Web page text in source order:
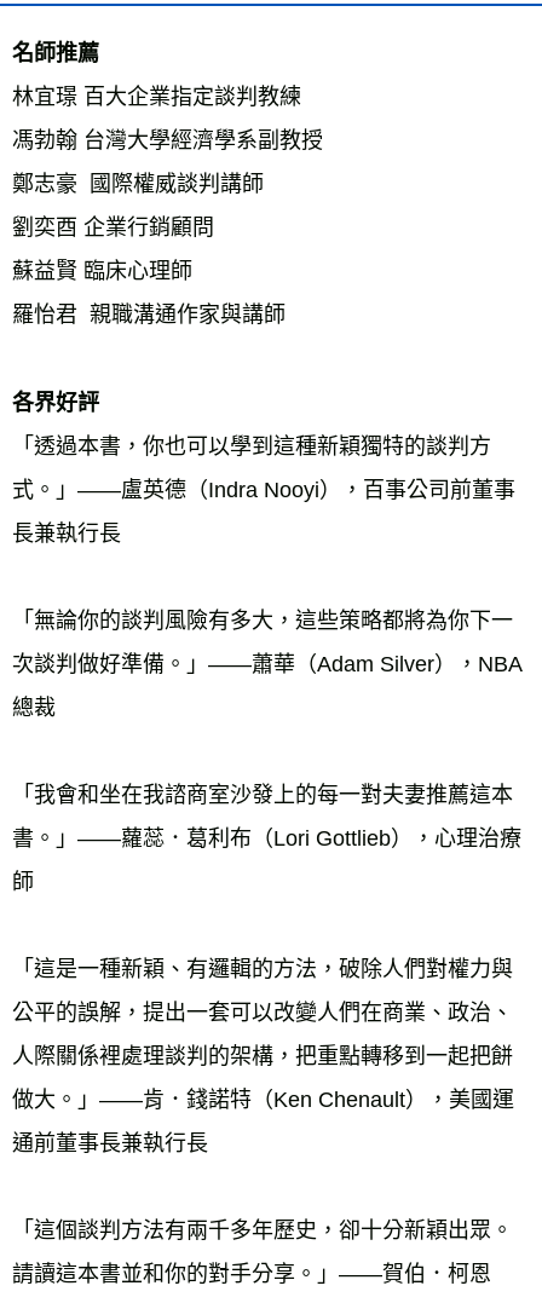
名師推薦
林宜璟 百大企業指定談判教練
馮勃翰 台灣大學經濟學系副教授
鄭志豪  國際權威談判講師
劉奕酉 企業行銷顧問
蘇益賢 臨床心理師
羅怡君  親職溝通作家與講師
各界好評
「透過本書，你也可以學到這種新穎獨特的談判方
式。」——盧英德（Indra Nooyi），百事公司前董事
長兼執行長
「無論你的談判風險有多大，這些策略都將為你下一
次談判做好準備。」——蕭華（Adam Silver），NBA
總裁
「我會和坐在我諮商室沙發上的每一對夫妻推薦這本
書。」——蘿蕊．葛利布（Lori Gottlieb），心理治療
師
「這是一種新穎、有邏輯的方法，破除人們對權力與
公平的誤解，提出一套可以改變人們在商業、政治、
人際關係裡處理談判的架構，把重點轉移到一起把餅
做大。」——肯．錢諾特（Ken Chenault），美國運
通前董事長兼執行長
「這個談判方法有兩千多年歷史，卻十分新穎出眾。
請讀這本書並和你的對手分享。」——賀伯．柯恩